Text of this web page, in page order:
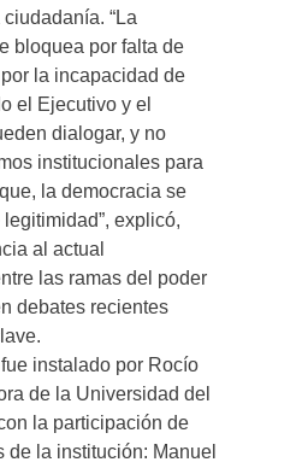
“La
bloquea por falta de
la incapacidad de
el Ejecutivo y el
dialogar, y no
institucionales para
la democracia se
explicó,
al actual
las ramas del poder
debates recientes
instalado por Rocío
de la Universidad del
la participación de
de la institución: Manuel